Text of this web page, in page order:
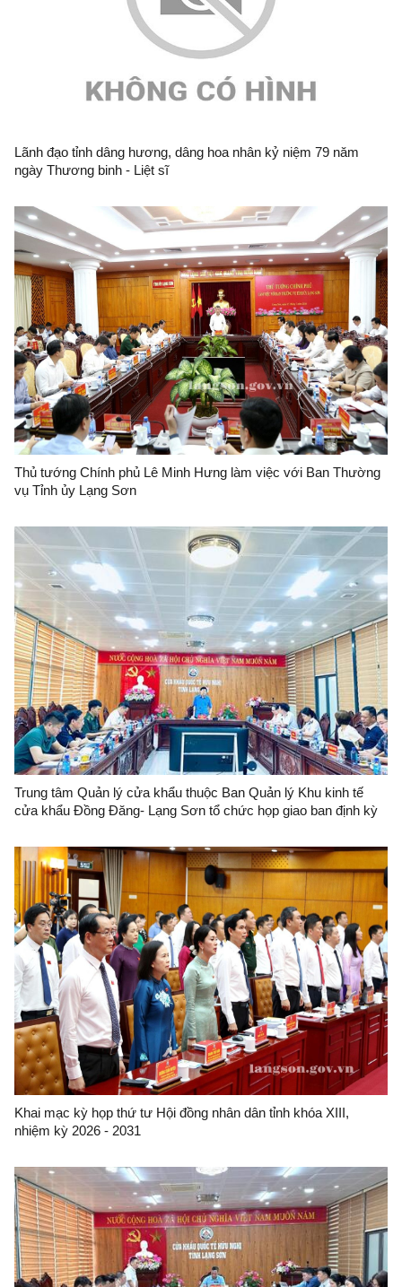
Lãnh đạo tỉnh dâng hương, dâng hoa nhân kỷ niệm 79 năm
ngày Thương binh - Liệt sĩ
Thủ tướng Chính phủ Lê Minh Hưng làm việc với Ban Thường
vụ Tỉnh ủy Lạng Sơn
Trung tâm Quản lý cửa khẩu thuộc Ban Quản lý Khu kinh tế
cửa khẩu Đồng Đăng- Lạng Sơn tổ chức họp giao ban định kỳ
Khai mạc kỳ họp thứ tư Hội đồng nhân dân tỉnh khóa XIII,
nhiệm kỳ 2026 - 2031